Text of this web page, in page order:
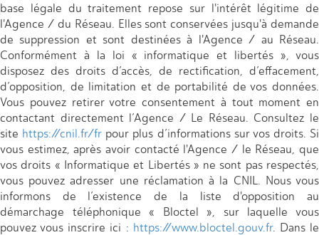
base légale du traitement repose sur l'intérêt légitime de
l'Agence / du Réseau. Elles sont conservées jusqu'à demande
de suppression et sont destinées à l'Agence / au Réseau.
Conformément à la loi « informatique et libertés », vous
disposez des droits d’accès, de rectification, d’effacement,
d’opposition, de limitation et de portabilité de vos données.
Vous pouvez retirer votre consentement à tout moment en
contactant directement l’Agence / Le Réseau. Consultez le
site https://cnil.fr/fr pour plus d’informations sur vos droits. Si
vous estimez, après avoir contacté l'Agence / le Réseau, que
vos droits « Informatique et Libertés » ne sont pas respectés,
vous pouvez adresser une réclamation à la CNIL. Nous vous
informons de l’existence de la liste d'opposition au
démarchage téléphonique « Bloctel », sur laquelle vous
pouvez vous inscrire ici : https://www.bloctel.gouv.fr. Dans le